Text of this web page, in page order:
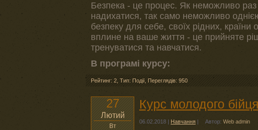
Безпека - це процес. Як неможливо раз
надихатися, так само неможливо
безпеку для себе, своїх рідних,
вплине на ваше життя - це прийняте
тренуватися та навчатися.
В програмі курсу:
Рейтинг: 2 Тип: Події Переглядів: 950
27
Лютий
Вт
Курс молодого бійця
06.02.2018 | Навчання | Автор: Web admin